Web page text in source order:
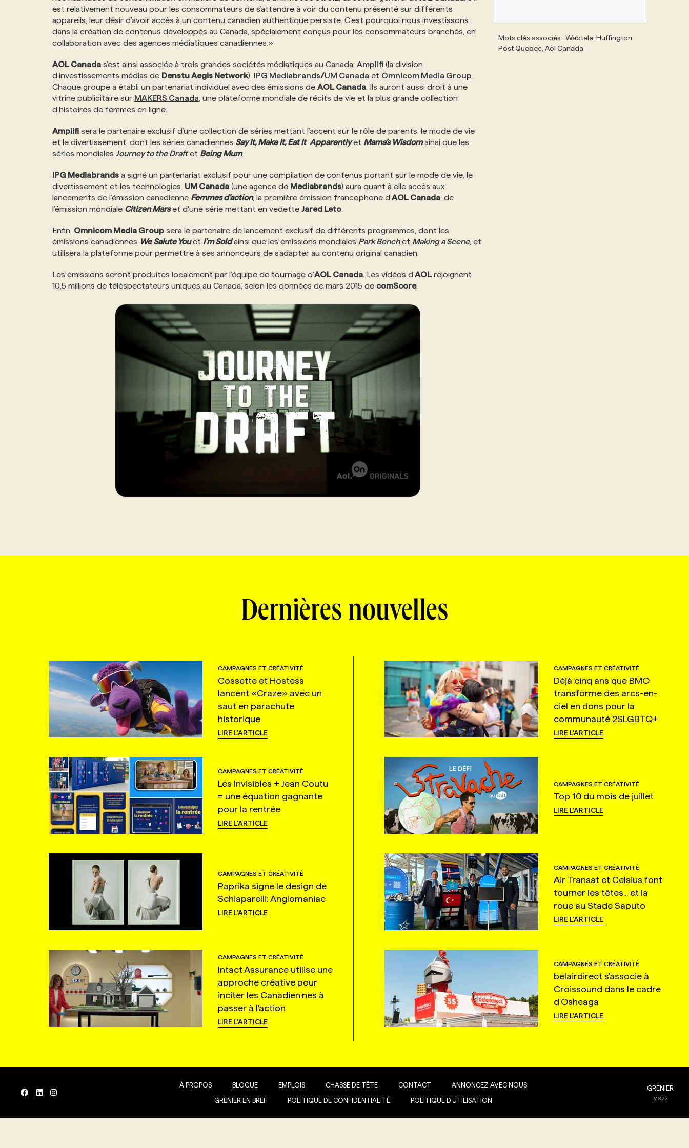
NOS TARIFS
PROGRAMMES DE SUBVENTIONS
ANNONCEZ AVEC NOUS
ANNONCEZ AVEC NOUS
est relativement nouveau pour les consommateurs de s’attendre à voir du contenu présenté sur différents
appareils, leur désir d’avoir accès à un contenu canadien authentique persiste. C’est pourquoi nous investissons
dans la création de contenus développés au Canada, spécialement conçus pour les consommateurs branchés, en
collaboration avec des agences médiatiques canadiennes.»
AOL Canada s’est ainsi associée à trois grandes sociétés médiatiques au Canada: Amplifi (la division
d’investissements médias de Denstu Aegis Network), IPG Mediabrands/UM Canada et Omnicom Media Group
Chaque groupe a établi un partenariat individuel avec des émissions de AOL Canada . Ils auront aussi droit à une
vitrine publicitaire sur MAKERS Canada , une plateforme mondiale de récits de vie et la plus grande collection
d’histoires de femmes en ligne.
Amplifi sera le partenaire exclusif d’une collection de séries mettant l’accent sur le rôle de parents, le mode de vie
et le divertissement, dont les séries canadiennes Say It, Make It, Eat It, Apparentlyet Mama’s Wisdomainsi que les
séries mondiales Journey to the Draftet Being Mum.
IPG Mediabrands a signé un partenariat exclusif pour une compilation de contenus portant sur le mode de vie, le
divertissement et les technologies. UM Canada (une agence de Mediabrands) aura quant à elle accès aux
lancements de l’émission canadienne Femmes d’action, la première émission francophone d’AOL Canada , de
l’émission mondiale Citizen Marset d'une série mettant en vedette Jared Leto
Enfin, Omnicom Media Group sera le partenaire de lancement exclusif de différents programmes, dont les
émissions canadiennes We Salute Youet I’m Soldainsi que les émissions mondiales Park Benchet Making a Scene, et
utilisera la plateforme pour permettre à ses annonceurs de s’adapter au contenu original canadien.
Les émissions seront produites localement par l’équipe de tournage d’AOL Canada . Les vidéos d’AOLrejoignent
10,5 millions de téléspectateurs uniques au Canada, selon les données de mars 2015 de comScore.
Mots clés associés : Webtele, Huffington
Post Quebec, Aol Canada
Dernières nouvelles
CAMPAGNES ET CRÉATIVITÉ
Cossette et Hostess
lancent «Craze» avec un
saut en parachute
historique
LIRE L'ARTICLE
CAMPAGNES ET CRÉATIVITÉ
Déjà cinq ans que BMO
transforme des arcs-en-
ciel en dons pour la
communauté 2SLGBTQ+
LIRE L'ARTICLE
CAMPAGNES ET CRÉATIVITÉ
Les Invisibles + Jean Coutu
= une équation gagnante
pour la rentrée
LIRE L'ARTICLE
CAMPAGNES ET CRÉATIVITÉ
Top 10 du mois de juillet
LIRE L'ARTICLE
CAMPAGNES ET CRÉATIVITÉ
Paprika signe le design de
Schiaparelli: Anglomaniac
LIRE L'ARTICLE
CAMPAGNES ET CRÉATIVITÉ
Air Transat et Celsius font
tourner les têtes... et la
roue au Stade Saputo
LIRE L'ARTICLE
CAMPAGNES ET CRÉATIVITÉ
Intact Assurance utilise une
approche créative pour
inciter les Canadien·nes à
passer à l'action
LIRE L'ARTICLE
CAMPAGNES ET CRÉATIVITÉ
belairdirect s'associe à
Croissound dans le cadre
d'Osheaga
LIRE L'ARTICLE
À PROPOS BLOGUE EMPLOIS CHASSE DE TÊTE CONTACT ANNONCEZ AVEC NOUS
GRENIER EN BREF POLITIQUE DE CONFIDENTIALITÉ POLITIQUE D’UTILISATION
GRENIER
V8.7.2